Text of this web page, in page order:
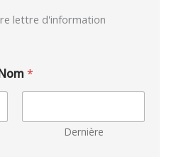
lettre d'information
*
Dernière